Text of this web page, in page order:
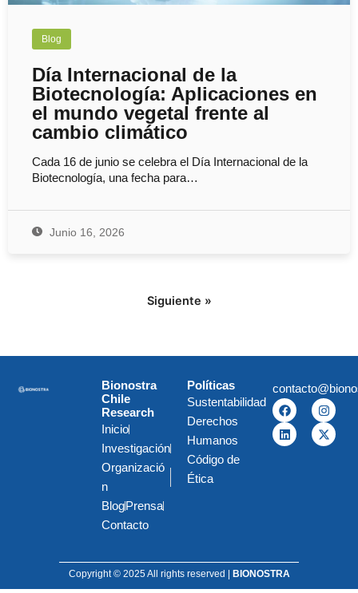
Blog
Día Internacional de la
Biotecnología: Aplicaciones en
el mundo vegetal frente al
cambio climático
Cada 16 de junio se celebra el Día Internacional de la
Biotecnología, una fecha para…
Junio 16, 2026
Siguiente »
Bionostra
Chile
Research
Inicio
Investigación
Organizació
n
BlogPrensa
Contacto
Políticas
Sustentabilidad
Derechos
Humanos
Código de
Ética
F
a
c
e
I
n
s
t
L
i
n
k
X
-
t
w
Copyright © 2025 All rights reserved | BIONOSTRA